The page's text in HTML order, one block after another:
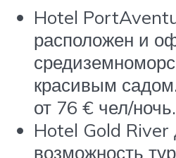
Hotel
расположен и
красивым
от 76 € чел/ночь.
Hotel Gold River
возможность